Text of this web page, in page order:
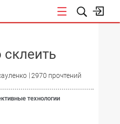
2970 прочтений
технологии